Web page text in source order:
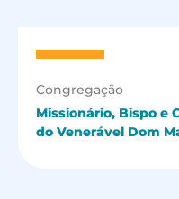
Congregação
Missionário, Bispo e
do Venerável Dom